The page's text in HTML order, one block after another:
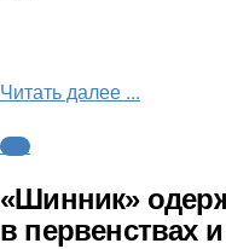
Читать далее ...
ФНЛ
«Шинник»
в первенствах